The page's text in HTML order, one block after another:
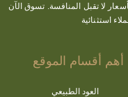
لا تقبل المنافسة. تسوق الآن
استثنائية
أهم أقسام الموقع
العود الطبيعي